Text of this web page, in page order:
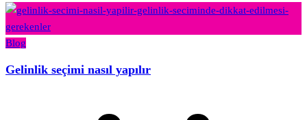
Blog
Gelinlik seçimi nasıl yapılır